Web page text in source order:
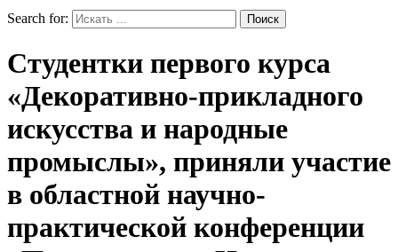
Search for:
Студентки первого курса
«Декоративно-прикладного
искусства и народные
промыслы», приняли участие
в областной научно-
практической конференции